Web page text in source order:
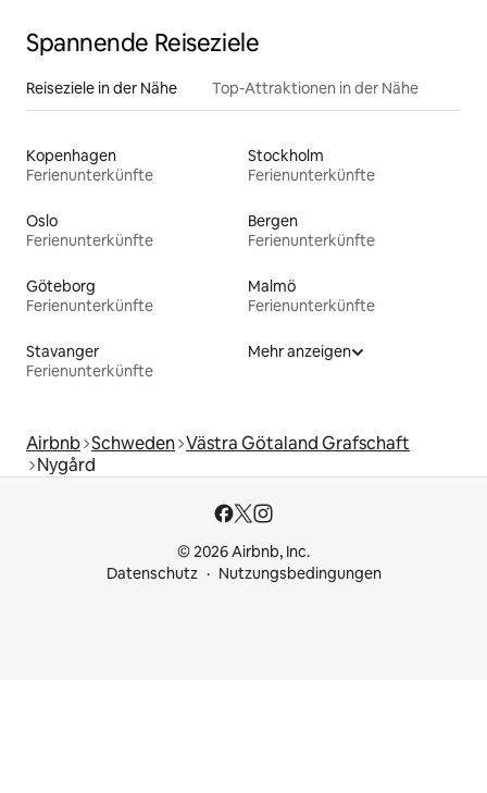
Spannende Reiseziele
Reiseziele in der Nähe Top-Attraktionen in der Nähe
Kopenhagen
Ferienunterkünfte
Stockholm
Ferienunterkünfte
Oslo
Ferienunterkünfte
Bergen
Ferienunterkünfte
Göteborg
Ferienunterkünfte
Malmö
Ferienunterkünfte
Stavanger
Ferienunterkünfte
Mehr anzeigen
Airbnb Schweden Västra Götaland Grafschaft
Nygård
© 2026 Airbnb, Inc.
Datenschutz
Nutzungsbedingungen